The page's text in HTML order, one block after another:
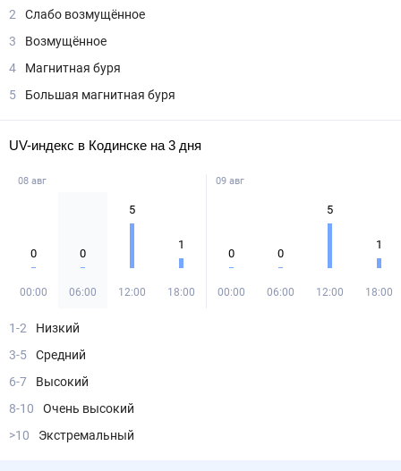
2
Слабо возмущённое
3
Возмущённое
4
Магнитная буря
5
Большая магнитная буря
UV-индекс в Кодинске на 3 дня
08 авг
0
00:00
0
06:00
5
12:00
1
18:00
09 авг
0
00:00
0
06:00
5
12:00
1
18:00
1-2
Низкий
3-5
Средний
6-7
Высокий
8-10
Очень высокий
>10
Экстремальный